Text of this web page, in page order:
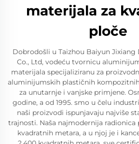
materijala za
ploče
Dobrodošli u Taizhou Baiyun Jixiang
Co., Ltd, vodeću tvornicu
materijala specijaliziranu za
aluminijumskih plastičnih
za unutarnje i vanjske primjene.
godine, a od 1995. smo u čelu
naši proizvodi ispunjavaju najviše
trajnosti. Naša najmodernija radionica
kvadratnih metara, a u njoj je i